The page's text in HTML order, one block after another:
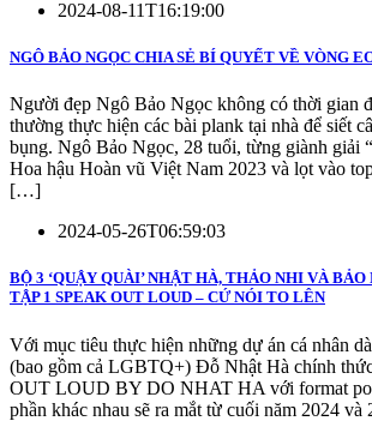
2024-08-11T16:19:00
NGÔ BẢO NGỌC CHIA SẺ BÍ QUYẾT VỀ VÒNG
Người đẹp Ngô Bảo Ngọc không có thời gian
thường thực hiện các bài plank tại nhà để siết
bụng. Ngô Bảo Ngọc, 28 tuổi, từng giành giải
Hoa hậu Hoàn vũ Việt Nam 2023 và lọt vào
[…]
2024-05-26T06:59:03
BỘ 3 ‘QUẬY QUÀI’ NHẬT HÀ, THẢO NHI VÀ
TẬP 1 SPEAK OUT LOUD – CỨ NÓI TO LÊN
Với mục tiêu thực hiện những dự án cá nhân
(bao gồm cả LGBTQ+) Đỗ Nhật Hà chính
OUT LOUD BY DO NHAT HA với format
phần khác nhau sẽ ra mắt từ cuối năm 2024 và